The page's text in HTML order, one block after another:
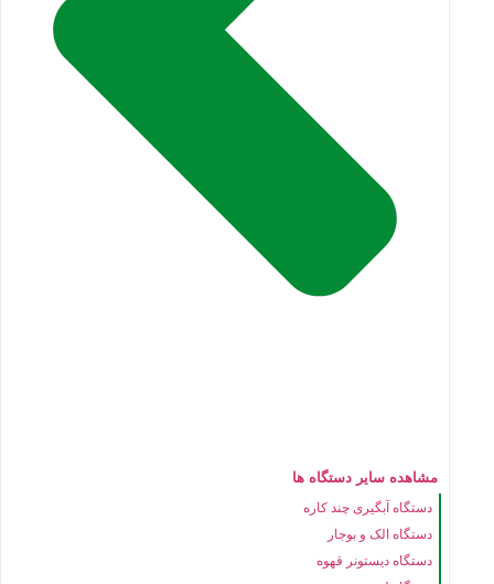
مشاهده سایر دستگاه ها
دستگاه آبگیری چند کاره
دستگاه الک و بوجار
دستگاه دیستونر قهوه